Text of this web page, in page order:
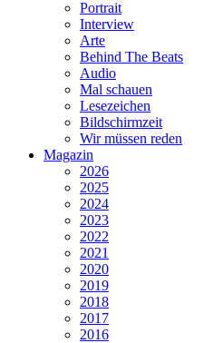
Portrait
Interview
Arte
Behind The Beats
Audio
Mal schauen
Lesezeichen
Bildschirmzeit
Wir müssen reden
Magazin
2026
2025
2024
2023
2022
2021
2020
2019
2018
2017
2016